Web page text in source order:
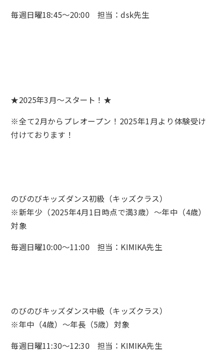
毎週日曜18:45～20:00 担当：dsk先生
★2025年3月～スタート！★
※全て2月からプレオープン！2025年1月より体験受け
付けております！
のびのびキッズダンス初級（キッズクラス）
※新年少（2025年4月1日時点で満3歳）〜年中（4歳）
対象
毎週日曜10:00～11:00 担当：KIMIKA先生
のびのびキッズダンス中級（キッズクラス）
※年中（4歳）〜年長（5歳）対象
毎週日曜11:30～12:30 担当：KIMIKA先生